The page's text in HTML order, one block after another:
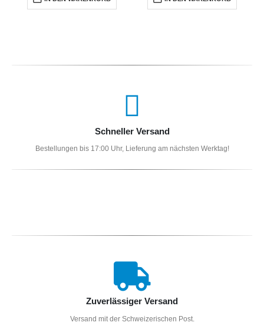
Schneller Versand
Bestellungen bis 17:00 Uhr, Lieferung am nächsten Werktag!
Zuverlässiger Versand
Versand mit der Schweizerischen Post.